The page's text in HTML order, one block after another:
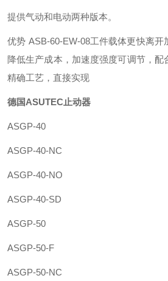
提供气动和电动两种版本。
优势 ASB-60-EW-08工件载体更快离开
降低生产成本，加速度强度可调节，配
精确工艺，直接实现
德国ASUTEC止动器
ASGP-40
ASGP-40-NC
ASGP-40-NO
ASGP-40-SD
ASGP-50
ASGP-50-F
ASGP-50-NC